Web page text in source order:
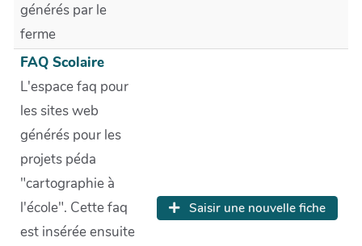
générés par le
ferme
FAQ Scolaire
L'espace faq pour
les sites web
générés pour les
projets péda
"cartographie à
l'école". Cette faq
est insérée ensuite
Saisir une nouvelle fiche